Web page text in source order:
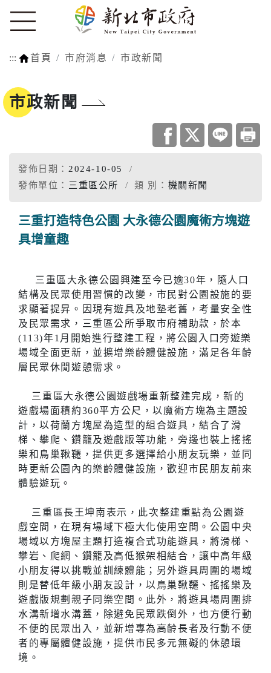
::: 首頁 市府消息 市政新聞
市政新聞
發佈日期： 2024-10-05
發佈單位： 三重區公所 類 別： 機關新聞
三重打造特色公園 大永德公園魔術方塊遊
具增童趣
三重區大永德公園興建至今已逾30年，隨人口
結構及民眾使用習慣的改變，市民對公園設施的要
求顯著提昇。因現有遊具及地墊老舊，考量安全性
及民眾需求，三重區公所爭取市府補助款，於本
(113)年1月開始進行整建工程，將公園入口旁遊樂
場域全面更新，並擴增樂齡體健設施，滿足各年齡
層民眾休閒遊憩需求。
三重區大永德公園遊戲場重新整建完成，新的
遊戲場面積約360平方公尺，以魔術方塊為主題設
計，以荷蘭方塊屋為造型的組合遊具，結合了滑
梯、攀爬、鑽籠及遊戲版等功能，旁邊也裝上搖搖
樂和鳥巢鞦韆，提供更多選擇給小朋友玩樂，並同
時更新公園內的樂齡體健設施，歡迎市民朋友前來
體驗遊玩。
三重區長王坤南表示，此次整建重點為公園遊
戲空間，在現有場域下極大化使用空間。公園中央
場域以方塊屋主題打造複合式功能遊具，將滑梯、
攀岩、爬網、鑽籠及高低猴架相結合，讓中高年級
小朋友得以挑戰並訓練體能；另外遊具周圍的場域
則是替低年級小朋友設計，以鳥巢鞦韆、搖搖樂及
遊戲版規劃親子同樂空間。此外，將遊具場周圍排
水溝新增水溝蓋，除避免民眾跌倒外，也方便行動
不便的民眾出入，並新增專為高齡長者及行動不便
者的專屬體健設施，提供市民多元無礙的休憩環
境。